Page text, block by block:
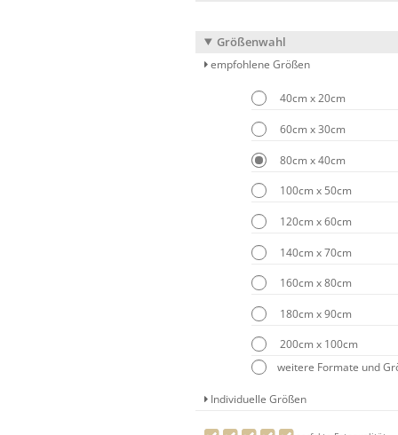
Größenwahl
empfohlene Größen
40cm x 20cm
60cm x 30cm
80cm x 40cm
100cm x 50cm
120cm x 60cm
140cm x 70cm
160cm x 80cm
180cm x 90cm
200cm x 100cm
weitere Formate und
Individuelle Größen